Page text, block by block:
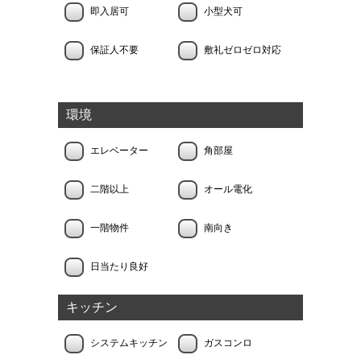
即入居可 小型犬可
保証人不要 敷礼ゼロゼロ対応
環境
エレベーター 角部屋
二階以上 オール電化
一階物件 南向き
日当たり良好
キッチン
システムキッチン ガスコンロ